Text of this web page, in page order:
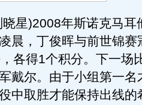
)2008年斯诺克马耳
晨，丁俊晖与前世锦赛
各得1个积分。下一场
戴尔。由于小组第一名
中取胜才能保持出线的